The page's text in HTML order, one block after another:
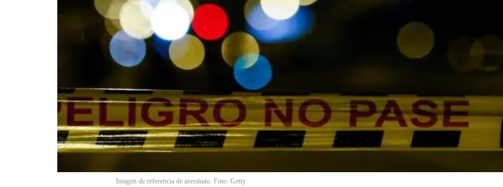
Imagen de referencia de asesinato. Foto: Getty